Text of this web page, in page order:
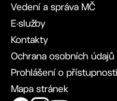
Vedení a správa MČ
E-služby
Kontakty
Ochrana osobních údajů
Prohlášení o přístupnosti
Mapa stránek